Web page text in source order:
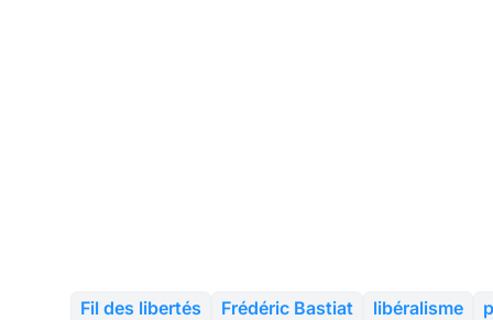
Fil des libertés Frédéric Bastiat libéralisme